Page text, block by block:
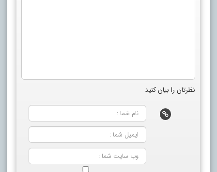
نظرتان را بیان کنید